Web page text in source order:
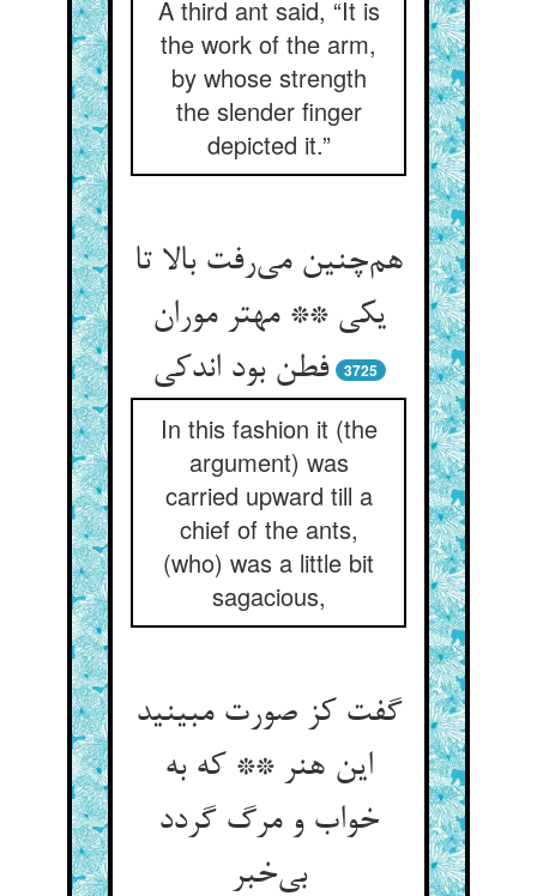
A third ant said, “It is
the work of the arm,
by whose strength
the slender finger
depicted it.”
هم‌چنین می‌رفت بالا تا
یکی ** مهتر موران
فطن بود اندکی
3725
In this fashion it (the
argument) was
carried upward till a
chief of the ants,
(who) was a little bit
sagacious,
گفت کز صورت مبینید
این هنر ** که به
خواب و مرگ گردد
بی‌خبر